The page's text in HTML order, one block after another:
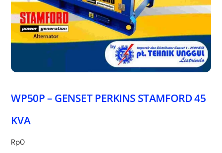
WP50P – GENSET PERKINS STAMFORD 45
KVA
Rp0